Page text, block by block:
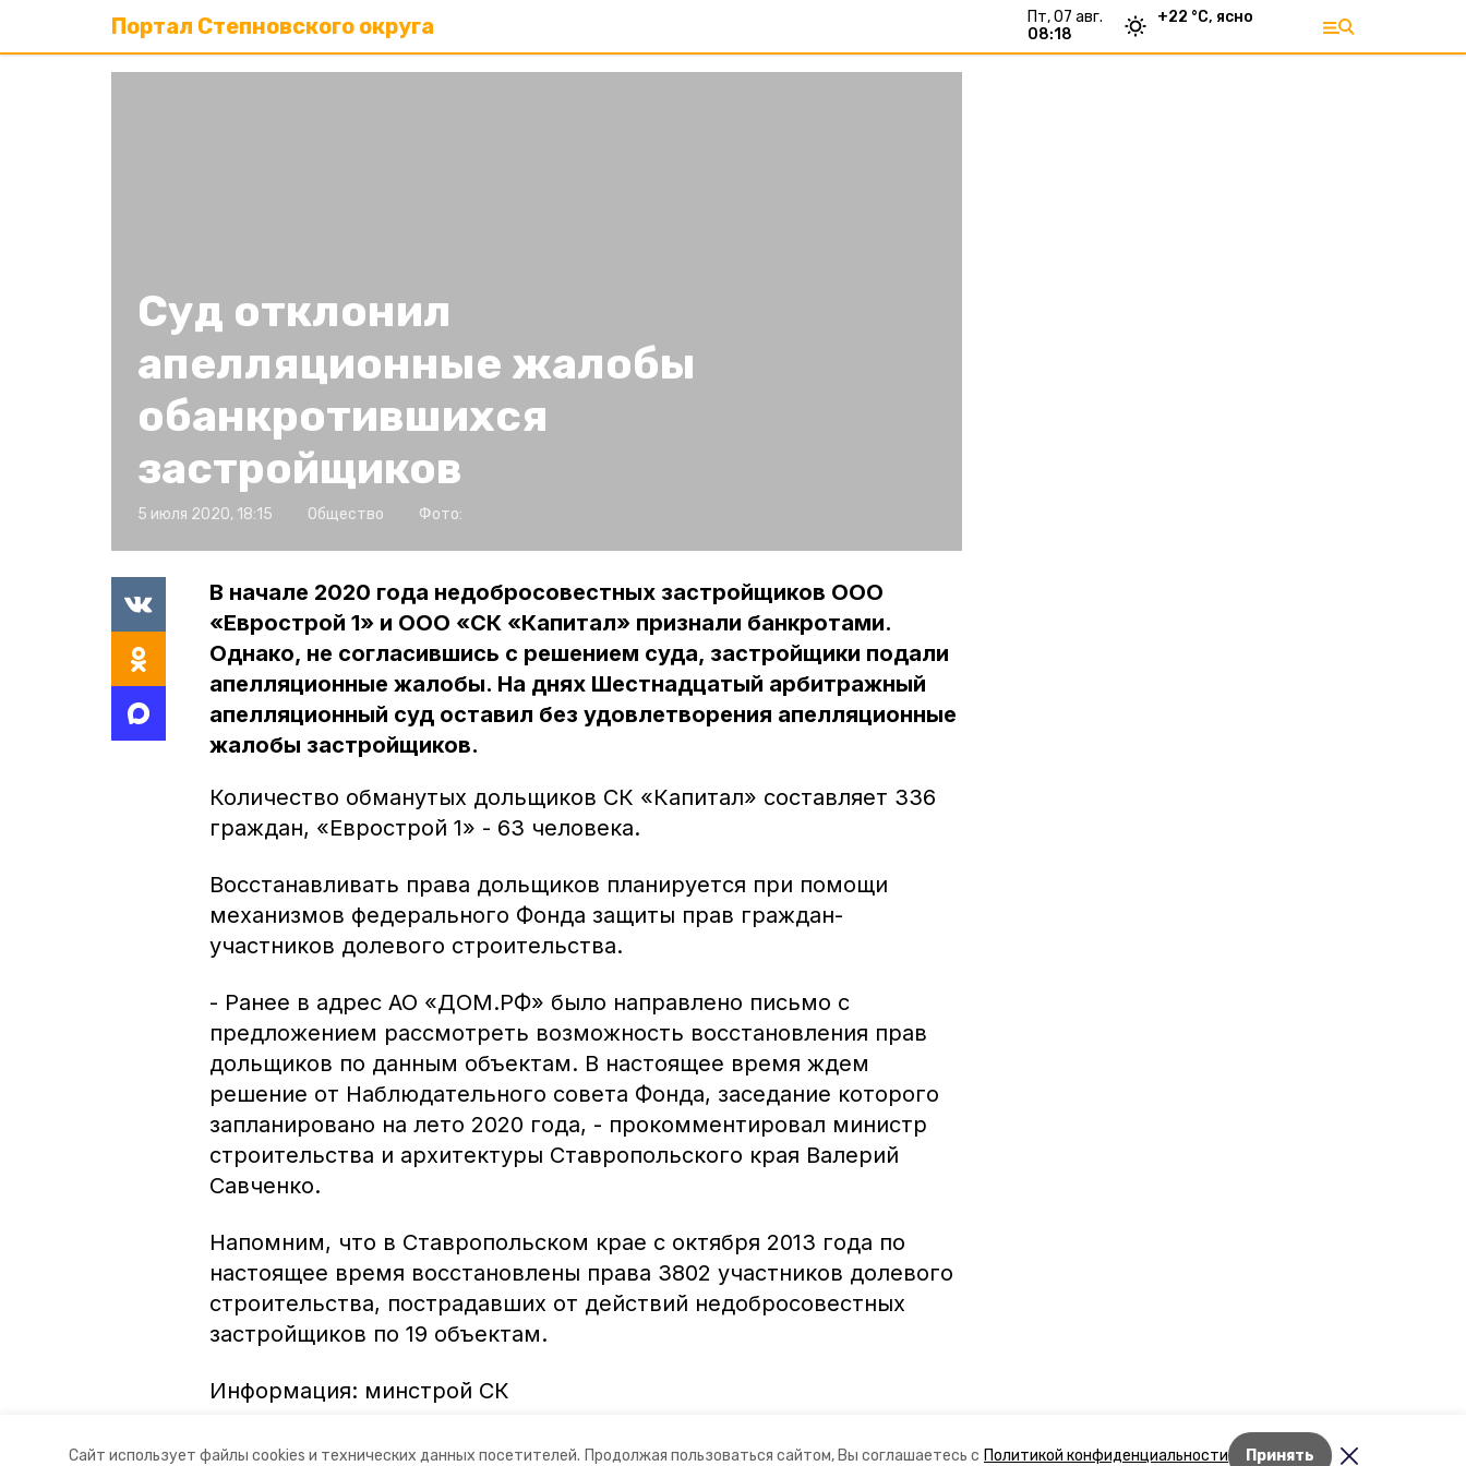
Сайт использует файлы cookies и технических данных посетителей. Продолжая пользоваться сайтом, Вы соглашаетесь с Политикой конфиденциальности Принять
Портал Степновского округа
пт, 07 авг.
08:18
+22 °С, ясно
Лента новостей
Суд отклонил
апелляционные жалобы
обанкротившихся
застройщиков
5 июля 2020, 18:15 Общество Фото:
В начале 2020 года недобросовестных застройщиков ООО
«Еврострой 1» и ООО «СК «Капитал» признали банкротами.
Однако, не согласившись с решением суда, застройщики подали
апелляционные жалобы. На днях Шестнадцатый арбитражный
апелляционный суд оставил без удовлетворения апелляционные
жалобы застройщиков.
Количество обманутых дольщиков СК «Капитал» составляет 336
граждан, «Еврострой 1» - 63 человека.
Восстанавливать права дольщиков планируется при помощи
механизмов федерального Фонда защиты прав граждан-
участников долевого строительства.
- Ранее в адрес АО «ДОМ.РФ» было направлено письмо с
предложением рассмотреть возможность восстановления прав
дольщиков по данным объектам. В настоящее время ждем
решение от Наблюдательного совета Фонда, заседание которого
запланировано на лето 2020 года, - прокомментировал министр
строительства и архитектуры Ставропольского края Валерий
Савченко.
Напомним, что в Ставропольском крае с октября 2013 года по
настоящее время восстановлены права 3802 участников долевого
строительства, пострадавших от действий недобросовестных
застройщиков по 19 объектам.
Информация: минстрой СК